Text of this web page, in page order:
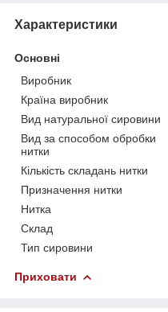
Характеристики
Основні
Виробник
Країна виробник
Вид натуральної сировини
Вид за способом обробки
нитки
Кількість складань нитки
Призначення нитки
Нитка
Склад
Тип сировини
Приховати